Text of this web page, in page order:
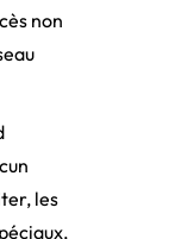
non
les